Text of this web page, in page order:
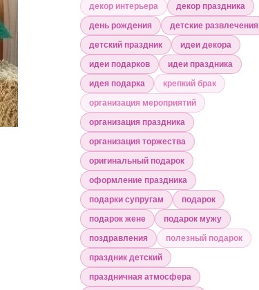
декор интерьера
декор праздника
день рождения
детские развлечения
детский праздник
идеи декора
идеи подарков
идеи праздника
идея подарка
крепкий брак
организация мероприятий
организация праздника
организация торжества
оригинальный подарок
оформление праздника
подарки супругам
подарок
подарок жене
подарок мужу
поздравления
полезный подарок
праздник детский
праздничная атмосфера